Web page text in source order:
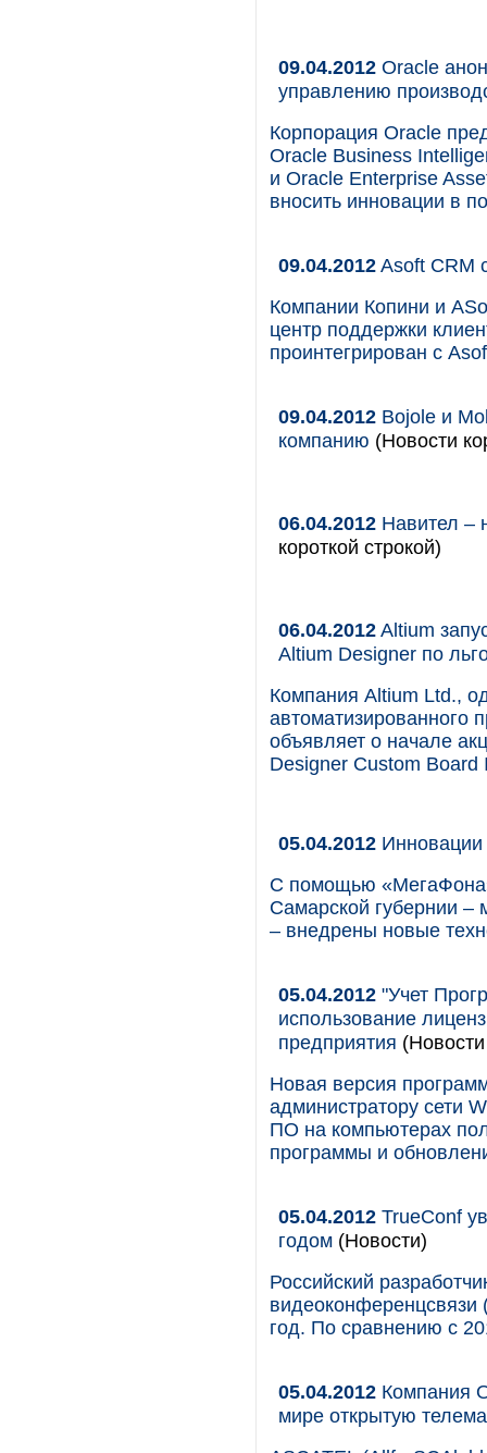
09.04.2012 Oracle
управлению
Корпорация Oracle
Oracle Business
и Oracle Enterprise
вносить инновации в
09.04.2012Asoft CRM
Компании Копини и
центр поддержки
проинтегрирован с
09.04.2012 Bojole и
компанию (Новости
06.04.2012 Навител –
короткой строкой)
06.04.2012Altium
Altium Designer по
Компания Altium Ltd.,
автоматизированного
объявляет о начале
Designer Custom Board
05.04.2012
С помощью
Самарской губернии –
– внедрены новые
05.04.2012 "Учет
использование
предприятия
Новая версия
администратору сети
ПО на компьютерах
программы и
05.04.2012 TrueConf
годом (Новости)
Российский
видеоконференцсвязи
год. По сравнению с
05.04.2012 Компания
мире открытую